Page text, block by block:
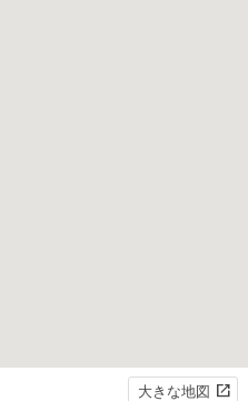
大きな地図